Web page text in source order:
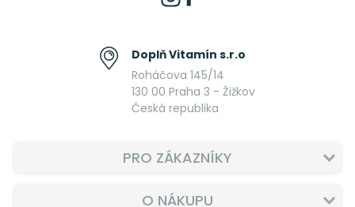
Doplň Vitamín s.r.o
Roháčova 145/14
130 00 Praha 3 - Žižkov
Česká republika
PRO ZÁKAZNÍKY
O NÁKUPU